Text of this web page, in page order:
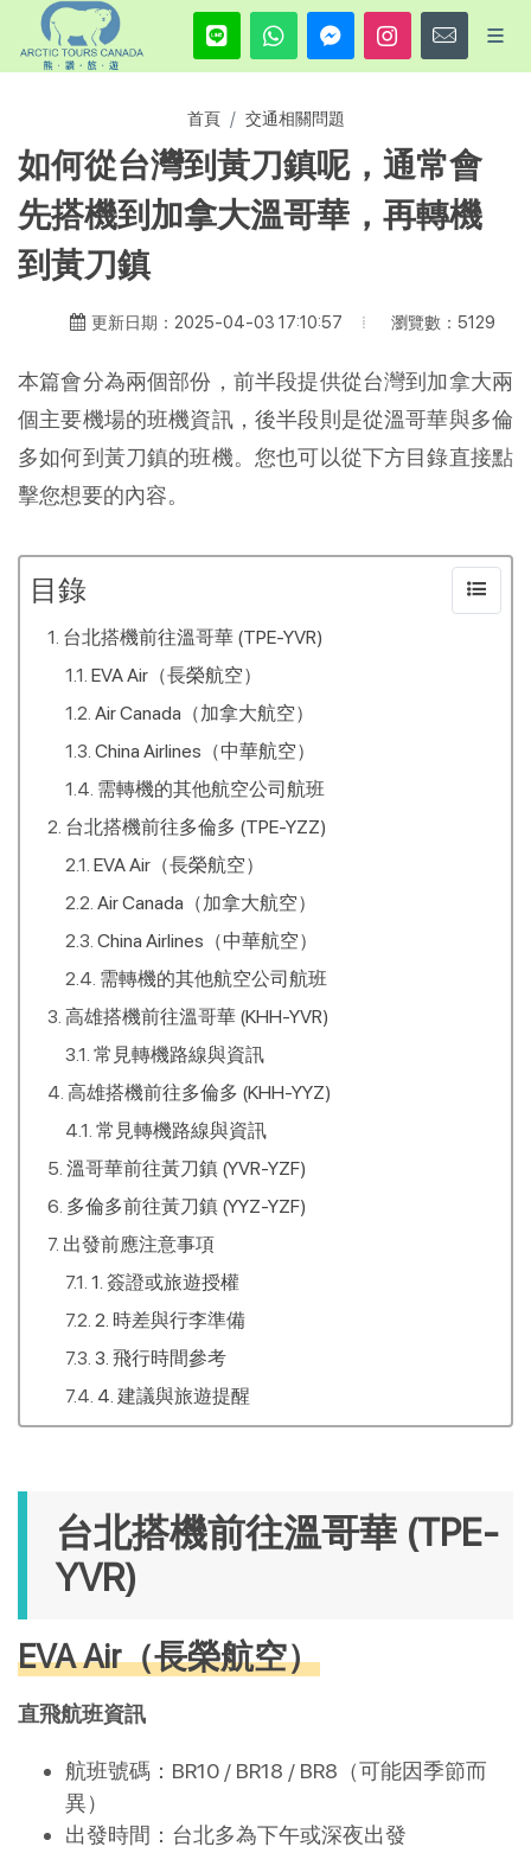
首頁 交通相關問題
如何從台灣到黃刀鎮呢，通常會
先搭機到加拿大溫哥華，再轉機
到黃刀鎮
更新日期：2025-04-03 17:10:57 瀏覽數：5129
本篇會分為兩個部份，前半段提供從台灣到加拿大兩
個主要機場的班機資訊，後半段則是從溫哥華與多倫
多如何到黃刀鎮的班機。您也可以從下方目錄直接點
擊您想要的內容。
目錄
台北搭機前往溫哥華 (TPE-YVR)
EVA Air（長榮航空）
Air Canada（加拿大航空）
China Airlines（中華航空）
需轉機的其他航空公司航班
台北搭機前往多倫多 (TPE-YZZ)
EVA Air（長榮航空）
Air Canada（加拿大航空）
China Airlines（中華航空）
需轉機的其他航空公司航班
高雄搭機前往溫哥華 (KHH-YVR)
常見轉機路線與資訊
高雄搭機前往多倫多 (KHH-YYZ)
常見轉機路線與資訊
溫哥華前往黃刀鎮 (YVR-YZF)
多倫多前往黃刀鎮 (YYZ-YZF)
出發前應注意事項
1. 簽證或旅遊授權
2. 時差與行李準備
3. 飛行時間參考
4. 建議與旅遊提醒
台北搭機前往溫哥華 (TPE-
YVR)
EVA Air（長榮航空）
直飛航班資訊
航班號碼：BR10 / BR18 / BR8（可能因季節而
異）
出發時間：台北多為下午或深夜出發